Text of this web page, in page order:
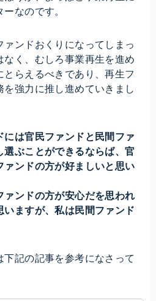
なのです。
ァンドおくりになってしまっ
く、むしろ事業再生を進め
らえるべきであり、再生フ
を強力に推し進めていきまし
には官民ファンドと民間ファ
選ぶことができるならば、官
ァンドの方が好ましいと思い
ァンドの方が安心だを思われ
ますが、私は民間ファンド
記の記事を参考になさって